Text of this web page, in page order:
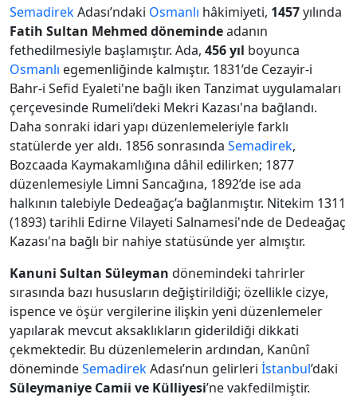
SemadirekAdası’ndaki Osmanlı hâkimiyeti, 1457yılında
Fatih Sultan Mehmed dönemindeadanın
fethedilmesiyle başlamıştır. Ada, 456 yıl boyunca
Osmanlı egemenliğinde kalmıştır. 1831’de Cezayir-i
Bahr-i Sefid Eyaleti'ne bağlı iken Tanzimat uygulamaları
çerçevesinde Rumeli’deki Mekri Kazası'na bağlandı.
Daha sonraki idari yapı düzenlemeleriyle farklı
statülerde yer aldı. 1856 sonrasında Semadirek,
Bozcaada Kaymakamlığına dâhil edilirken; 1877
düzenlemesiyle Limni Sancağına, 1892’de ise ada
halkının talebiyle Dedeağaç’a bağlanmıştır. Nitekim 1311
(1893) tarihli Edirne Vilayeti Salnamesi'nde de Dedeağaç
Kazası'na bağlı bir nahiye statüsünde yer almıştır.
Kanuni Sultan Süleyman dönemindeki tahrirler
sırasında bazı hususların değiştirildiği; özellikle cizye,
ispence ve öşür vergilerine ilişkin yeni düzenlemeler
yapılarak mevcut aksaklıkların giderildiği dikkati
çekmektedir. Bu düzenlemelerin ardından, Kanûnî
dönemindeSemadirekAdası’nun gelirleri İstanbul’daki
Süleymaniye Camii ve Külliyesi’ne vakfedilmiştir.